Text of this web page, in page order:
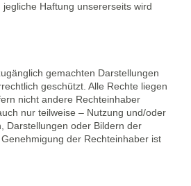
Haftung unsererseits wird
gemachten Darstellungen
geschützt. Alle Rechte liegen
nicht andere Rechteinhaber
nur teilweise – Nutzung und/oder
Darstellungen oder Bildern der
der Rechteinhaber ist